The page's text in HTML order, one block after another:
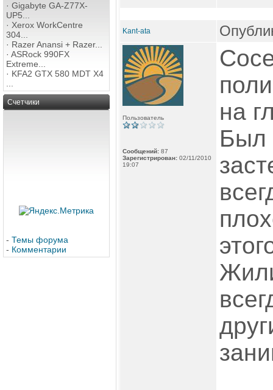
· Gigabyte GA-Z77X-
UP5...
· Xerox WorkCentre
304...
· Razer Anansi + Razer...
· ASRock 990FX
Extreme...
· KFA2 GTX 580 MDT X4
Счетчики
- Темы форума
- Комментарии
Kant-ata
Пользователь
Сообщений: 87
Зарегистрирован: 02/11/2010
19:07
на
Был